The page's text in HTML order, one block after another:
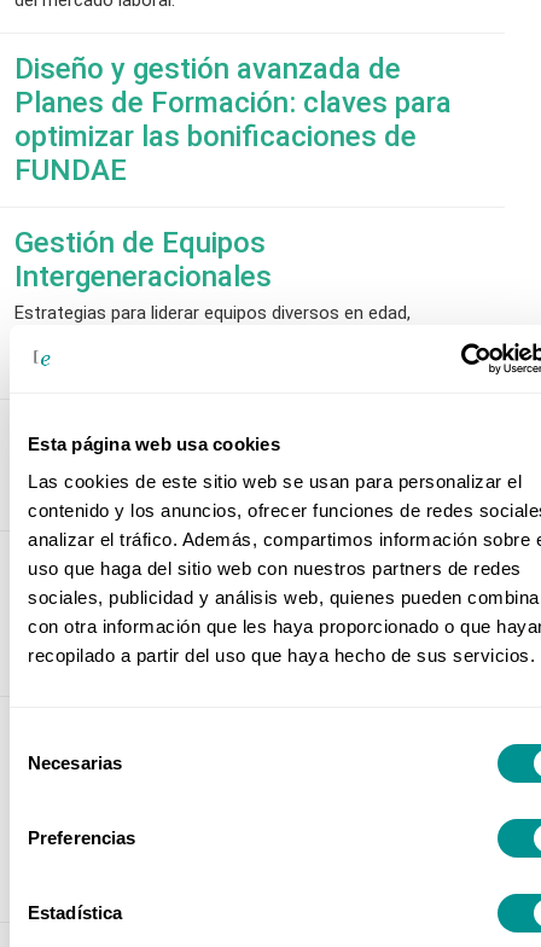
Esta página web usa cookies
Las cookies de este sitio web se usan para personalizar el
contenido y los anuncios, ofrecer funciones de redes
analizar el tráfico. Además, compartimos información sobre
uso que haga del sitio web con nuestros partners de redes
sociales, publicidad y análisis web, quienes pueden
con otra información que les haya proporcionado o que
recopilado a partir del uso que haya hecho de sus servicios.
Necesarias
Preferencias
Estadística
Diseño y gestión avanzada de
Planes de Formación: claves para
optimizar las bonificaciones de
FUNDAE
Gestión de Equipos
Intergeneracionales
Estrategias para liderar equipos diversos en edad,
integración generacional dentro de la organización.
Gestión de Proyectos e-Learning
Metodologías y herramientas para desarrollar con
éxito la gestión y dirección de un proyecto e-Learning.
HR Business Partner: el socio
estratégico de la organización
Para alinear la gestión de los RRHH con las
necesidades de la empresa.
la empresa: diagnóstico,
Metodologías para identificar errores, medir su